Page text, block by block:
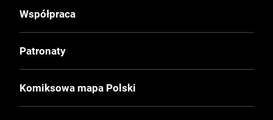
Wydanie
Kolor
Współpraca
Patronaty
Komiksowa mapa Polski